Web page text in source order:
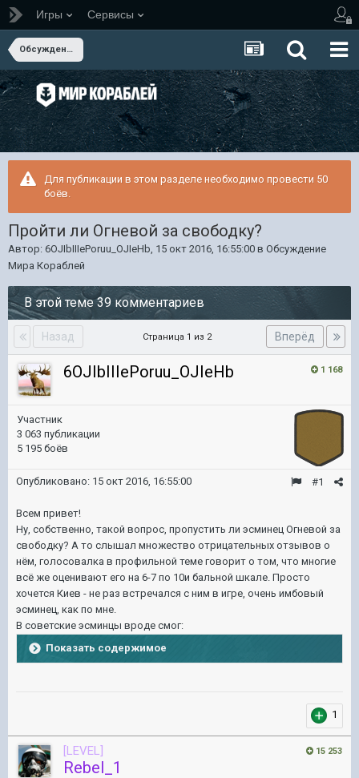
Игры Сервисы
Обсуждение Мира Кораблей
Для публикации в этом разделе необходимо провести 50
боёв.
Пройти ли Огневой за свободку?
Автор: 6OJIbIIIePoruu_OJIeHb, 15 окт 2016, 16:55:00 в Обсуждение
Мира Кораблей
В этой теме 39 комментариев
Назад Вперёд
Страница 1 из 2
1 168
6OJIbIIIePoruu_OJIeHb
Участник
3 063 публикации
5 195 боёв
#1
Опубликовано: 15 окт 2016, 16:55:00
Всем привет!
Ну, собственно, такой вопрос, пропустить ли эсминец Огневой за
свободку? А то слышал множество отрицательных отзывов о
нём, голосовалка в профильной теме говорит о том, что многие
всё же оценивают его на 6-7 по 10и бальной шкале. Просто
хочется Киев - не раз встречался с ним в игре, очень имбовый
эсминец, как по мне.
В советские эсминцы вроде смог:
Показать содержимое
1
15 253
[LEVEL]
Rebel_1